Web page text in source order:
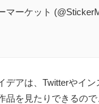
マーケット
デアは、Twitterやイン
品を見たりできるの